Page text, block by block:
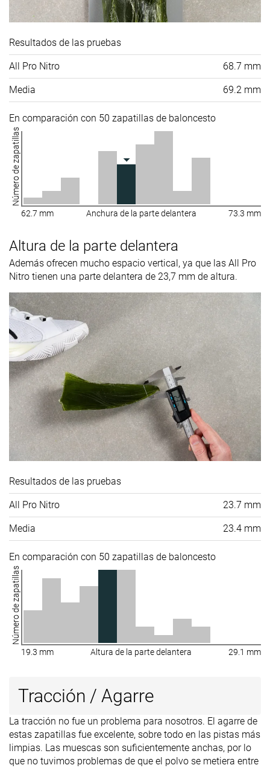
Resultados de las pruebas
All Pro Nitro 68.7 mm
Media 69.2 mm
En comparación con 50 zapatillas de baloncesto
Número de zapatillas
62.7 mm Anchura de la parte delantera 73.3 mm
Altura de la parte delantera
Además ofrecen mucho espacio vertical, ya que las All Pro
Nitro tienen una parte delantera de 23,7 mm de altura.
Resultados de las pruebas
All Pro Nitro 23.7 mm
Media 23.4 mm
En comparación con 50 zapatillas de baloncesto
Número de zapatillas
19.3 mm Altura de la parte delantera 29.1 mm
Tracción / Agarre
La tracción no fue un problema para nosotros. El agarre de
estas zapatillas fue excelente, sobre todo en las pistas más
limpias. Las muescas son suficientemente anchas, por lo
que no tuvimos problemas de que el polvo se metiera entre